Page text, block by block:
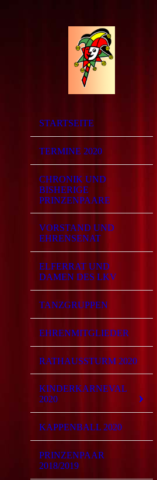
STARTSEITE
TERMINE 2020
CHRONIK UND
BISHERIGE
PRINZENPAARE
VORSTAND UND
EHRENSENAT
ELFERRAT UND
DAMEN DES LKV
TANZGRUPPEN
EHRENMITGLIEDER
RATHAUSSTURM 2020
KINDERKARNEVAL
2020
KAPPENBALL 2020
PRINZENPAAR
2018/2019